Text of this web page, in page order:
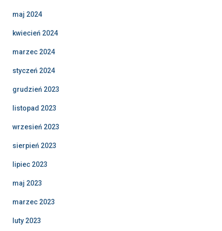
maj 2024
kwiecień 2024
marzec 2024
styczeń 2024
grudzień 2023
listopad 2023
wrzesień 2023
sierpień 2023
lipiec 2023
maj 2023
marzec 2023
luty 2023